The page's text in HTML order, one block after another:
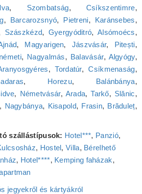
, Szombatság, Csíkszentimre,
, Barcarozsnyó, Pietreni, Karánsebes,
Szászkézd, Gyergyóditró, Alsómoécs,
, Magyarigen, Jászvásár, Pitești,
, Nagyalmás, Balavásár, Algyógy,
,Tordatúr,Csíkmenaság,
, Horezu, Balánbánya,
, Németvásár, Arada,Tarkő, Slănic,
, Nagybánya, Kisapold, Frasin, Brăduleț,
szállástípusok: Hotel***, Panzió,
, Hostel,Villa, Bérelhető
, Hotel****, Kemping faházak,
jegyekről és kártyákról